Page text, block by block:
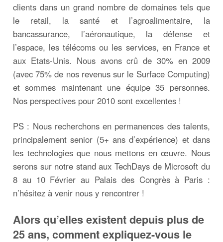
clients dans un grand nombre de domaines tels que
le retail, la santé et l’agroalimentaire, la
bancassurance, l’aéronautique, la défense et
l’espace, les télécoms ou les services, en France et
aux Etats-Unis. Nous avons crû de 30% en 2009
(avec 75% de nos revenus sur le Surface Computing)
et sommes maintenant une équipe 35 personnes.
Nos perspectives pour 2010 sont excellentes !
PS : Nous recherchons en permanences des talents,
principalement senior (5+ ans d’expérience) et dans
les technologies que nous mettons en œuvre. Nous
serons sur notre stand aux TechDays de Microsoft du
8 au 10 Février au Palais des Congrès à Paris :
n’hésitez à venir nous y rencontrer !
Alors qu’elles existent depuis plus de
25 ans, comment expliquez-vous le